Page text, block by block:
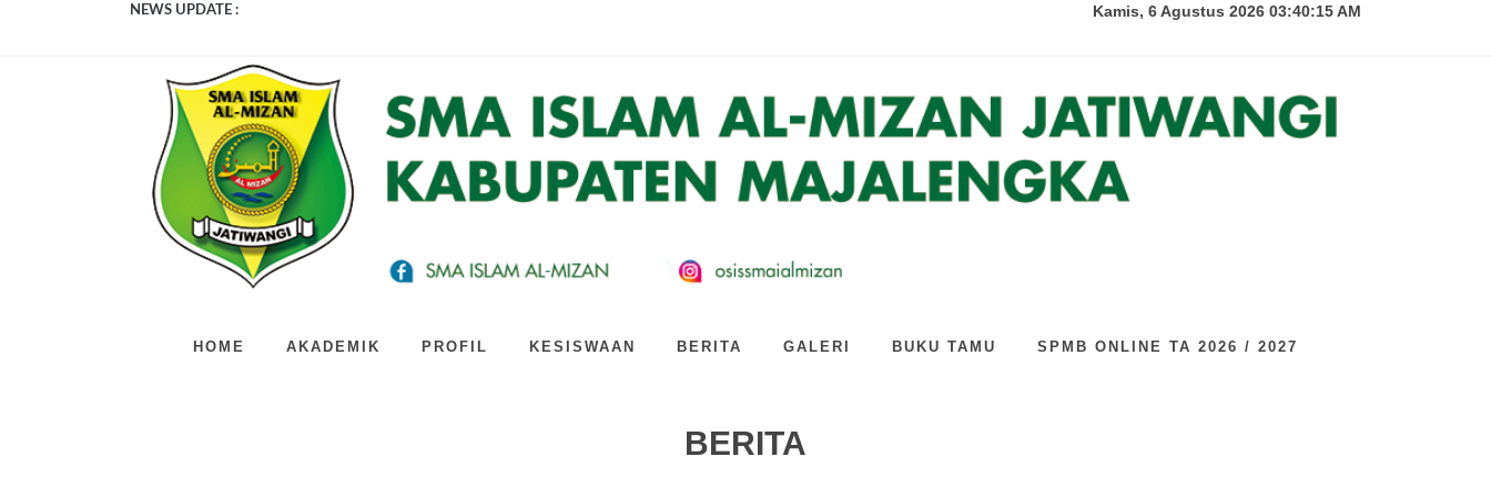
NEWS UPDATE :
Gak heran kalau sekolah ini bikin netizen kagum! Intip keser...
Penutupan MPLS SMA Islam Al-Mizan Beda Dari Yang Lain: Main ...
Gak Cuma Belajar Teori, SMA Islam Al-Mizan Jatiwangi Gandeng...
Kolaborasi Edukasi Kesehatan dan Kelas AI: Hari Kedua PLS SM...
Resmi Dimulai! MPLS SMA Islam Al-Mizan Jatiwangi Cetak Gener...
BUKAN SEKOLAH BIASA! INI 3 KEGIATAN KEREN SMA ISLAM AL-MIZAN...
Gebrakan Tanpa Henti! Intip Bagaimana SMA Islam Al-Mizan Jat...
Kamis, 6 Agustus 2026 03:40:16 AM
HOME AKADEMIK PROFIL KESISWAAN BERITA GALERI BUKU TAMU SPMB ONLINE TA 2026 / 2027
BERITA